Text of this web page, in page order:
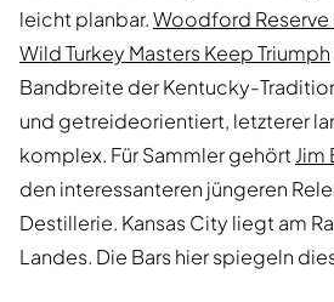
leicht planbar.Woodford
Wild Turkey Masters Keep Triumph
Bandbreite der Kentucky-
und getreideorientiert, letzterer
komplex. Für Sammler gehört Jim
den interessanteren jüngeren
Destillerie. Kansas City liegt am
Landes. Die Bars hier spiegeln